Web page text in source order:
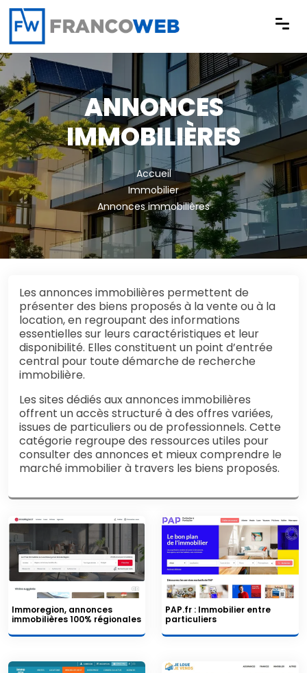
Panneau de gestion des cookies
ANNONCES
IMMOBILIÈRES
Accueil
Immobilier
Annonces immobilières
Les annonces immobilières permettent de
présenter des biens proposés à la vente ou à la
location, en regroupant des informations
essentielles sur leurs caractéristiques et leur
disponibilité. Elles constituent un point d’entrée
central pour toute démarche de recherche
immobilière.
Les sites dédiés aux annonces immobilières
offrent un accès structuré à des offres variées,
issues de particuliers ou de professionnels. Cette
catégorie regroupe des ressources utiles pour
consulter des annonces et mieux comprendre le
marché immobilier à travers les biens proposés.
Immoregion, annonces
immobilières 100% régionales
PAP.fr : Immobilier entre
particuliers